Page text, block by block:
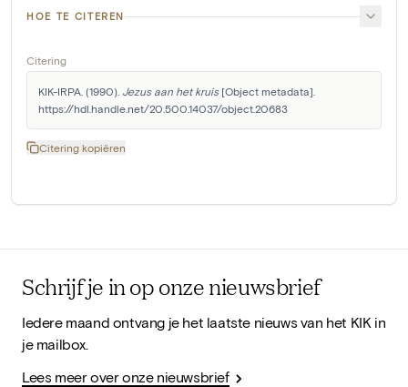
HOE TE CITEREN
Citering
KIK-IRPA. (1990). Jezus aan het kruis [Object metadata].
https://hdl.handle.net/20.500.14037/object.20683
Citering kopiëren
Schrijf je in op onze nieuwsbrief
Iedere maand ontvang je het laatste nieuws van het KIK in
je mailbox.
Lees meer over onze nieuwsbrief